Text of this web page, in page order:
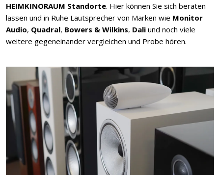
HEIMKINORAUM Standorte. Hier können Sie sich beraten
lassen und in Ruhe Lautsprecher von Marken wie Monitor
Audio, Quadral, Bowers & Wilkins, Dali und noch viele
weitere gegeneinander vergleichen und Probe hören.